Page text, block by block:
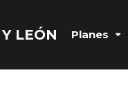
LEÓN Planes